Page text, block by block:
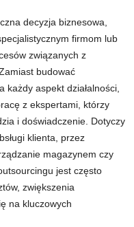
decyzja biznesowa,
firmom lub
związanych z
budować
każdy aspekt działalności,
z ekspertami, którzy
i doświadczenie. Dotyczy
klienta, przez
magazynem czy
jest często
zwiększenia
na kluczowych